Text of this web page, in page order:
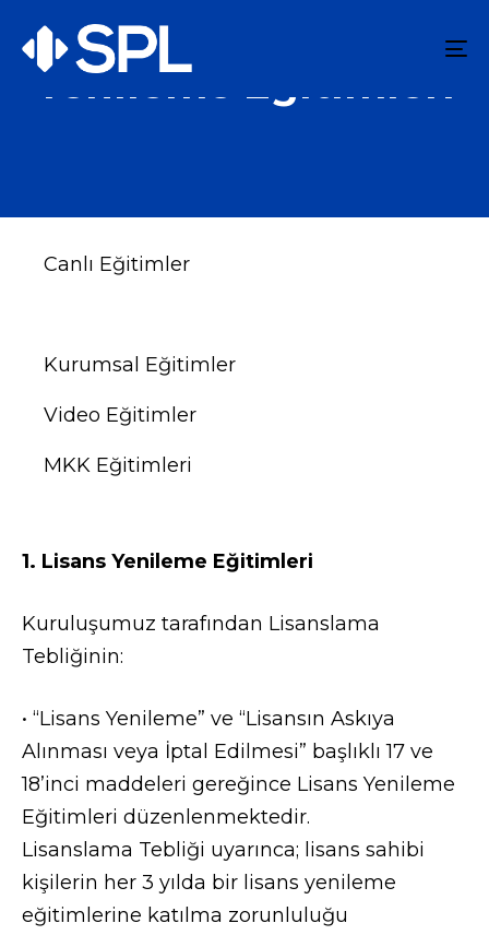
Yenileme Eğitimleri
Canlı Eğitimler
Kurumsal Eğitimler
Video Eğitimler
MKK Eğitimleri
1. Lisans Yenileme Eğitimleri
Kuruluşumuz tarafından Lisanslama
Tebliğinin:
• “Lisans Yenileme” ve “Lisansın Askıya
Alınması veya İptal Edilmesi” başlıklı 17 ve
18’inci maddeleri gereğince Lisans Yenileme
Eğitimleri düzenlenmektedir.
Lisanslama Tebliği uyarınca; lisans sahibi
kişilerin her 3 yılda bir lisans yenileme
eğitimlerine katılma zorunluluğu